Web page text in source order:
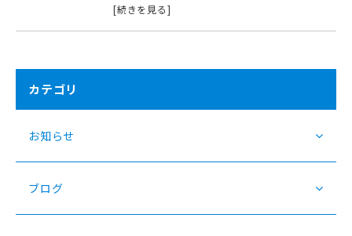
[続きを見る]
カテゴリ
お知らせ
ブログ